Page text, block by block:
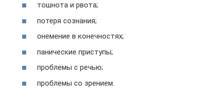
тошнота и рвота;
потеря сознания;
онемение в конечностях;
панические приступы;
проблемы с речью;
проблемы со зрением.